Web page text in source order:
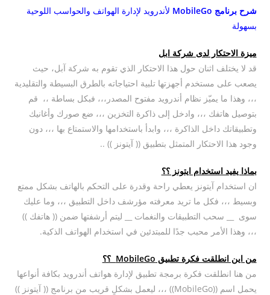
شرح برنامج MobileGo
لأندرويد لإدارة الهواتف والحواسب اللوحية
بسهولة
ميزة الاحتكار لدى شركة ابل
قد لا يختلف اثنان حول هذا الاحتكار الذي تقوم به شركة آبل، حيث
يصعب على مستخدم أجهزتها تلبية احتياجاته بالطرق البسيطة والتقليدية
،،، وهذا ما يميّز نظام أندرويد مفتوح المصدر،،، فبكل بساطة ،، قم
بتوصيل هاتفك ،،، وادخل إلى ذاكرة التخزين ،،، ضع صورك وأغانيك
وتطبيقاتك داخل الذاكرة ،،، وابدأ باستخدامها والاستمتاع بها ،،، دون
وجود هذا الاحتكار المتمثل بتطبيق (( آيتونز )) ..
بماذا يفيد استخدام ايتونز ؟؟
ان استخدام آيتونز يعطي راحة وقدرة على التحكم بالهاتف بشكل ممتع
وبسيط ،،، فكل ما تريد معرفته مؤرشف داخل التطبيق ،،، وما عليك
سوى __ سحب التطبيقات والنغمات __ ليتم أرشفتها ضمن (( هاتفك ))
،،، وهذا الأمر محبب جدًا للمبتدئين في استخدام الهواتف الذكية.
من اين انطلقت فكرة تطبيق MobileGo ؟؟
من هنا انطلقت فكرة برمجة تطبيق لإدارة هواتف أندرويد بكافة أنواعها
يحمل اسم ((MobileGo)) ،،، ليعمل بشكلٍ قريب من برنامج (( آيتونز ))